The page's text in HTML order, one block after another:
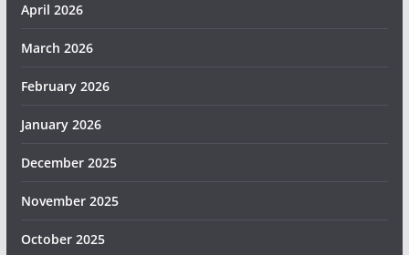
April 2026
March 2026
February 2026
January 2026
December 2025
November 2025
October 2025